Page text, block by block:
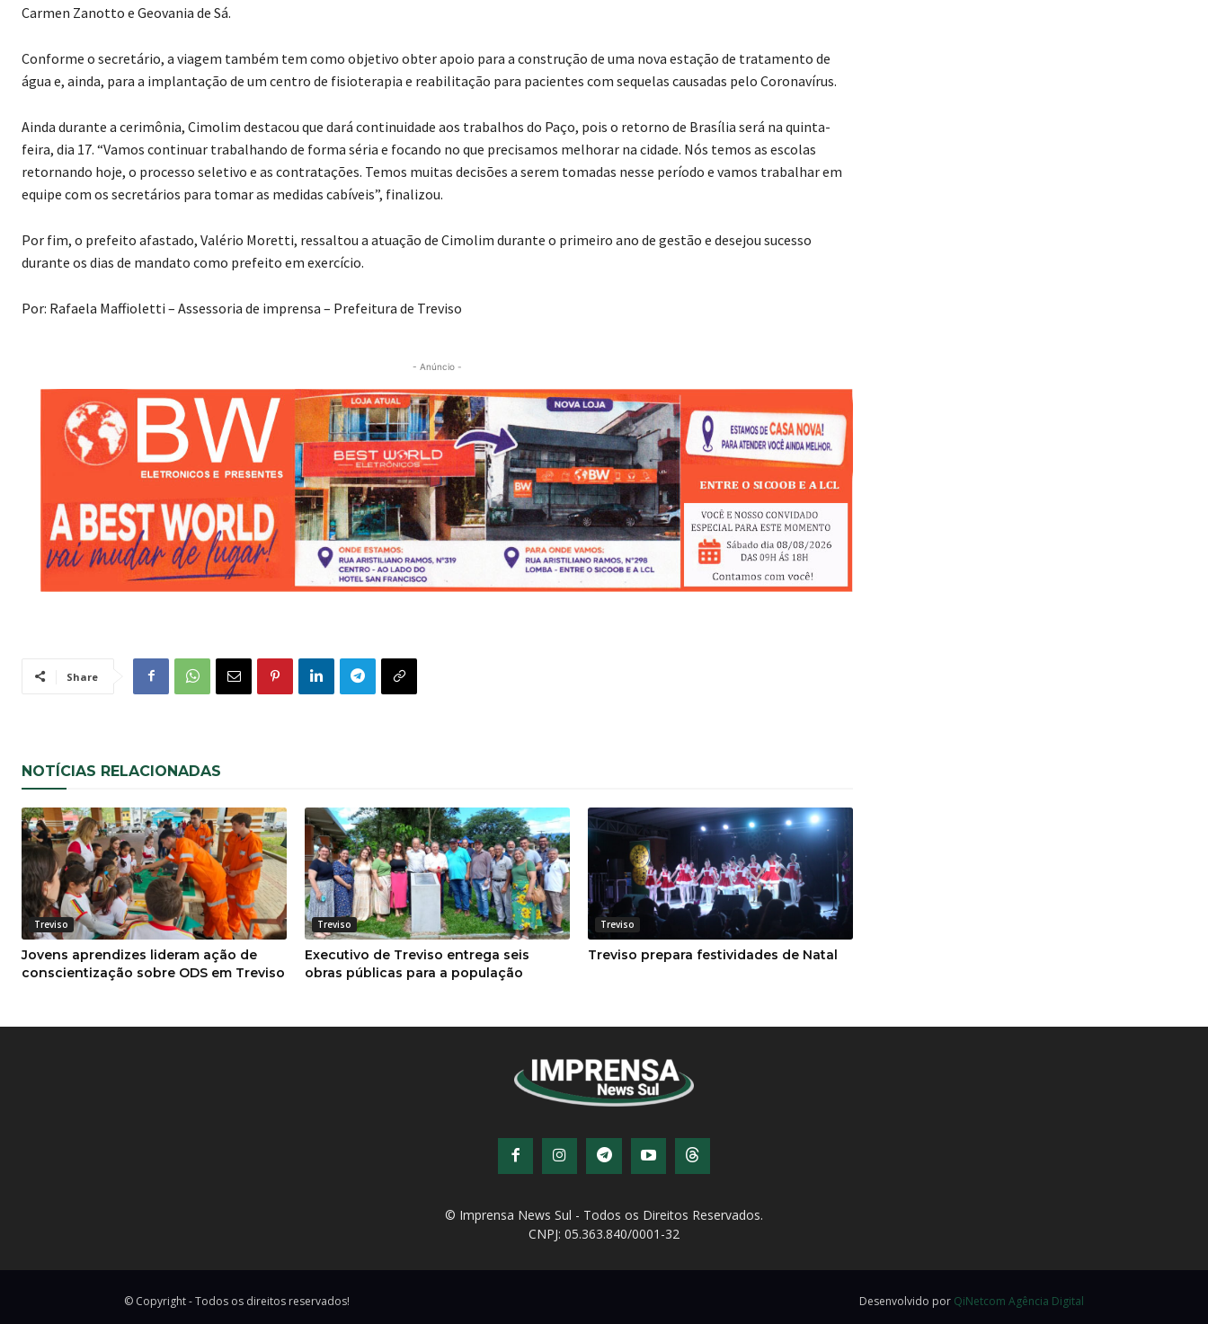
Carmen Zanotto e Geovania de Sá.
Conforme o secretário, a viagem também tem como objetivo obter apoio para a construção de uma nova estação de tratamento de
água e, ainda, para a implantação de um centro de fisioterapia e reabilitação para pacientes com sequelas causadas pelo Coronavírus.
Ainda durante a cerimônia, Cimolim destacou que dará continuidade aos trabalhos do Paço, pois o retorno de Brasília será na quinta-
feira, dia 17. “Vamos continuar trabalhando de forma séria e focando no que precisamos melhorar na cidade. Nós temos as escolas
retornando hoje, o processo seletivo e as contratações. Temos muitas decisões a serem tomadas nesse período e vamos trabalhar em
equipe com os secretários para tomar as medidas cabíveis”, finalizou.
Por fim, o prefeito afastado, Valério Moretti, ressaltou a atuação de Cimolim durante o primeiro ano de gestão e desejou sucesso
durante os dias de mandato como prefeito em exercício.
Por: Rafaela Maffioletti – Assessoria de imprensa – Prefeitura de Treviso
- Anúncio -
Share
NOTÍCIAS RELACIONADAS
Treviso
Jovens aprendizes lideram ação de
conscientização sobre ODS em Treviso
Treviso
Executivo de Treviso entrega seis
obras públicas para a população
Treviso
Treviso prepara festividades de Natal
© Imprensa News Sul - Todos os Direitos Reservados.
CNPJ: 05.363.840/0001-32
© Copyright - Todos os direitos reservados! Desenvolvido por QiNetcom Agência Digital